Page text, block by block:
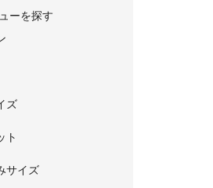
ーを探す
ズ
ト
サイズ